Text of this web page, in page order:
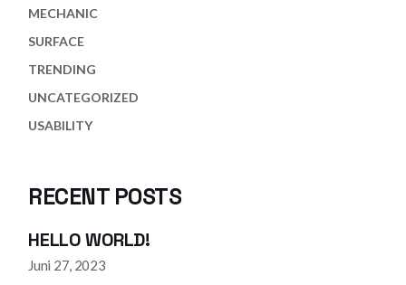
MECHANIC
SURFACE
TRENDING
UNCATEGORIZED
USABILITY
RECENT POSTS
HELLO WORLD!
Juni 27, 2023